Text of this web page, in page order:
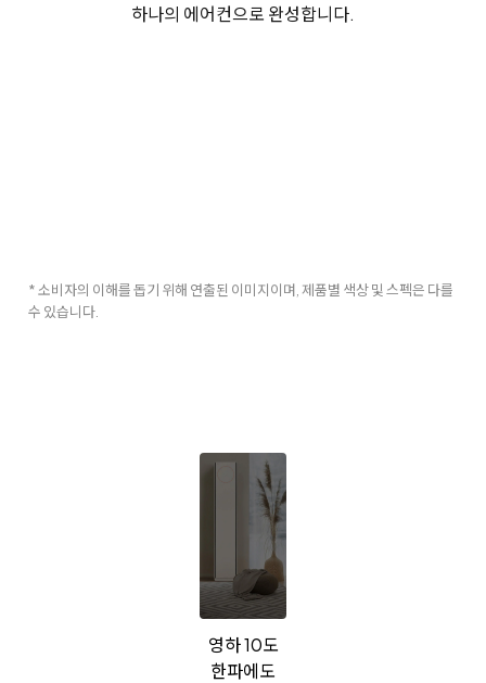
하나의 에어컨으로 완성합니다.
* 소비자의 이해를 돕기 위해 연출된 이미지이며, 제품별 색상 및 스펙은 다를
수 있습니다.
영하 10도
한파에도